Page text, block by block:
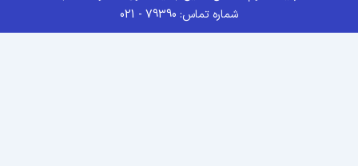
شماره تماس: 79390 - 021